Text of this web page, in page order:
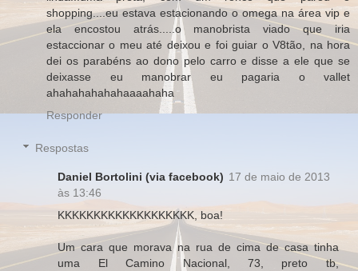
shopping....eu estava estacionando o omega na área vip e
ela encostou atrás.....o manobrista viado que iria
estaccionar o meu até deixou e foi guiar o V8tão, na hora
dei os parabéns ao dono pelo carro e disse a ele que se
deixasse eu manobrar eu pagaria o vallet
ahahahahahahaaaahaha
Responder
Respostas
Daniel Bortolini (via facebook) 17 de maio de 2013
às 13:46
KKKKKKKKKKKKKKKKKKK, boa!
Um cara que morava na rua de cima de casa tinha
uma El Camino Nacional, 73, preto tb,